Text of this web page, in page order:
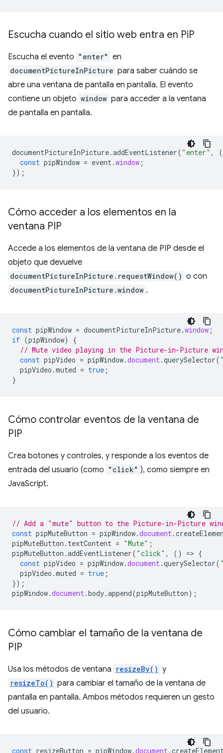
Escucha cuando el sitio web entra en PiP
Escucha el evento "enter" en
documentPictureInPicture para saber cuándo se
abre una ventana de pantalla en pantalla. El evento
contiene un objeto window para acceder a la ventana
de pantalla en pantalla.
documentPictureInPicture.addEventListener( "enter" ,
(
const pipWindow = event .window ;
});
Cómo acceder a los elementos en la
ventana PIP
Accede a los elementos de la ventana de PIP desde el
objeto que devuelve
documentPictureInPicture.requestWindow() o con
documentPictureInPicture.window .
const pipWindow = documentPictureInPicture.window ;
if (pipWindow)
{
// Mute video playing in the Picture-in-Picture
const pipVideo = pipWindow.document .querySelector(
pipVideo .muted = true ;
}
Cómo controlar eventos de la ventana de
PIP
Crea botones y controles, y responde a los eventos de
entrada del usuario (como "click" ), como siempre en
JavaScript.
// Add a "mute" button to the Picture-in-Picture
const pipMuteButton = pipWindow.document .
pipMuteButton . textContent = "Mute" ;
pipMuteButton .addEventListener( "click" , () => {
const pipVideo = pipWindow.document .querySelector(
pipVideo .muted = true ;
});
pipWindow.document .body.append(pipMuteButton);
Cómo cambiar el tamaño de la ventana de
PIP
Usa los métodos de ventana resizeBy() y
resizeTo() para cambiar el tamaño de la ventana de
pantalla en pantalla. Ambos métodos requieren un gesto
del usuario.
const resizeButton = pipWindow.document .